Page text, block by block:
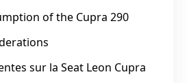
of the Cupra 290
sur la Seat Leon Cupra